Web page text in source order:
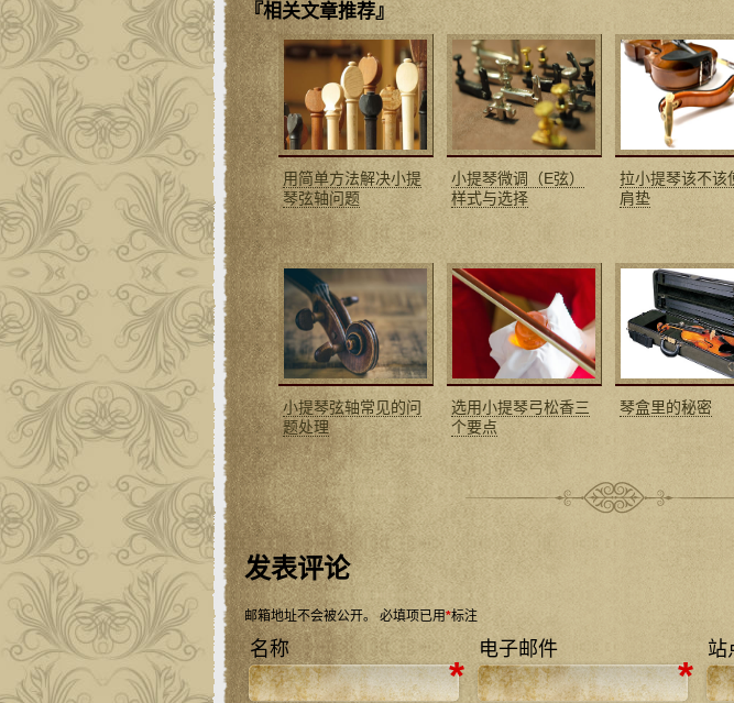
『相关文章推荐』
用简单方法解决小提
琴弦轴问题
小提琴微调（E弦）
样式与选择
拉小提琴该不该
肩垫
小提琴弦轴常见的问
题处理
选用小提琴弓松香三
个要点
琴盒里的秘密
发表评论
邮箱地址不会被公开。 必填项已用*标注
名称
*
电子邮件
*
站